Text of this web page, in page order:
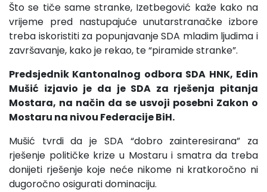
Što se tiče same stranke, Izetbegović kaže kako na
vrijeme pred nastupajuće unutarstranačke izbore
treba iskoristiti za popunjavanje SDA mladim ljudima i
završavanje, kako je rekao, te “piramide stranke”.
Predsjednik Kantonalnog odbora SDA HNK, Edin
Mušić izjavio je da je SDA za rješenja pitanja
Mostara, na način da se usvoji posebni Zakon o
Mostaru na nivou Federacije BiH.
Mušić tvrdi da je SDA “dobro zainteresirana” za
rješenje političke krize u Mostaru i smatra da treba
donijeti rješenje koje neće nikome ni kratkoročno ni
dugoročno osigurati dominaciju.